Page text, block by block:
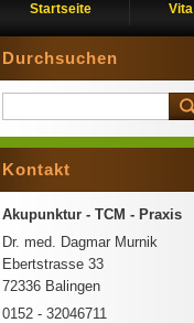
Startseite Vita
Durchsuchen
Kontakt
Akupunktur - TCM - Praxis
Dr. med. Dagmar Murnik
Ebertstrasse 33
72336 Balingen
0152 - 32046711